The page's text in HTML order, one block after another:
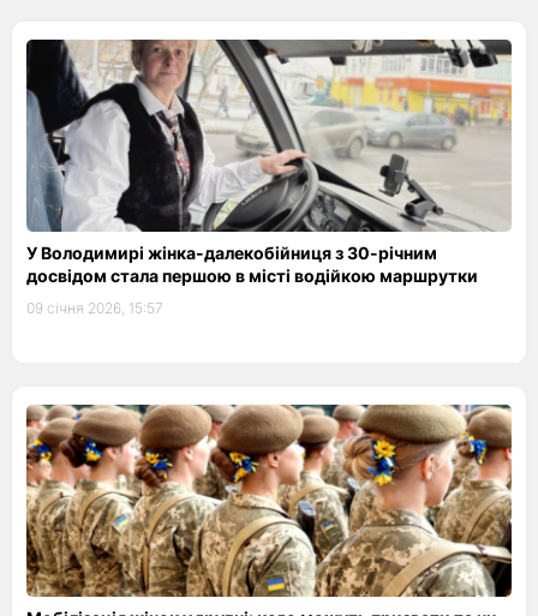
У Володимирі жінка-далекобійниця з 30-річним
досвідом стала першою в місті водійкою маршрутки
09 січня 2026, 15:57